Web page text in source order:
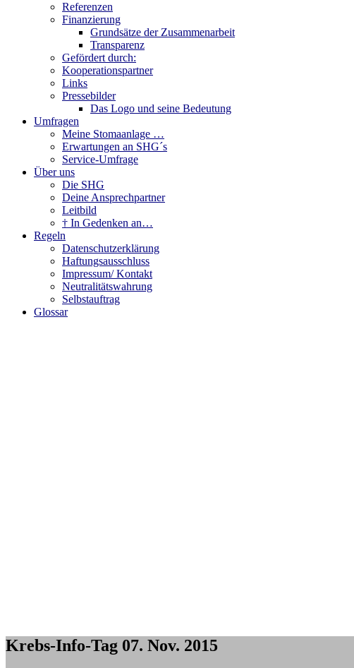
Referenzen
Finanzierung
Grundsätze der Zusammenarbeit
Transparenz
Gefördert durch:
Kooperationspartner
Links
Pressebilder
Das Logo und seine Bedeutung
Umfragen
Meine Stomaanlage …
Erwartungen an SHG´s
Service-Umfrage
Über uns
Die SHG
Deine Ansprechpartner
Leitbild
† In Gedenken an…
Regeln
Datenschutzerklärung
Haftungsausschluss
Impressum/ Kontakt
Neutralitätswahrung
Selbstauftrag
Glossar
Krebs-Info-Tag 07. Nov. 2015